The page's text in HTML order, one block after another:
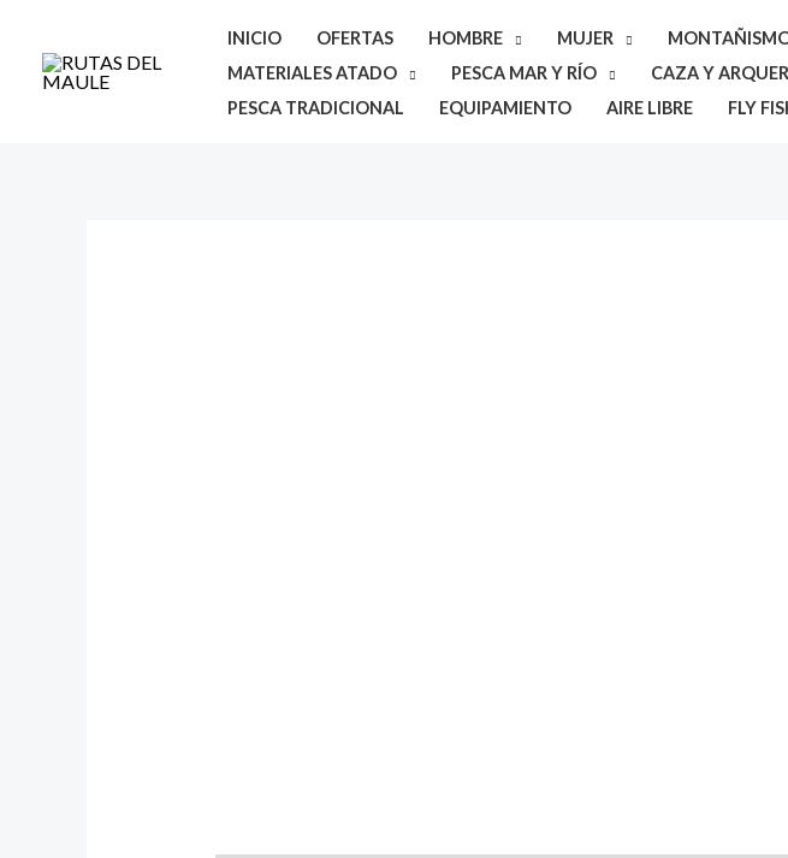
contenido
INICIO OFERTAS HOMBRE MUJER
MATERIALES ATADO
PESCA MAR Y RÍO CAZA Y
PESCA TRADICIONAL
EQUIPAMIENTO AIRE LIBRE FLY